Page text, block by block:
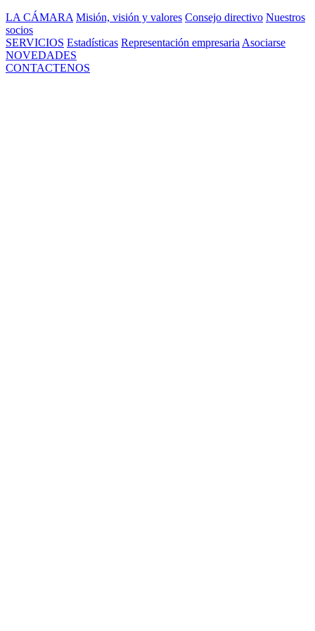
LA CÁMARA Misión, visión y valores Consejo directivo Nuestros
socios
SERVICIOS Estadísticas Representación empresaria Asociarse
NOVEDADES
CONTACTENOS